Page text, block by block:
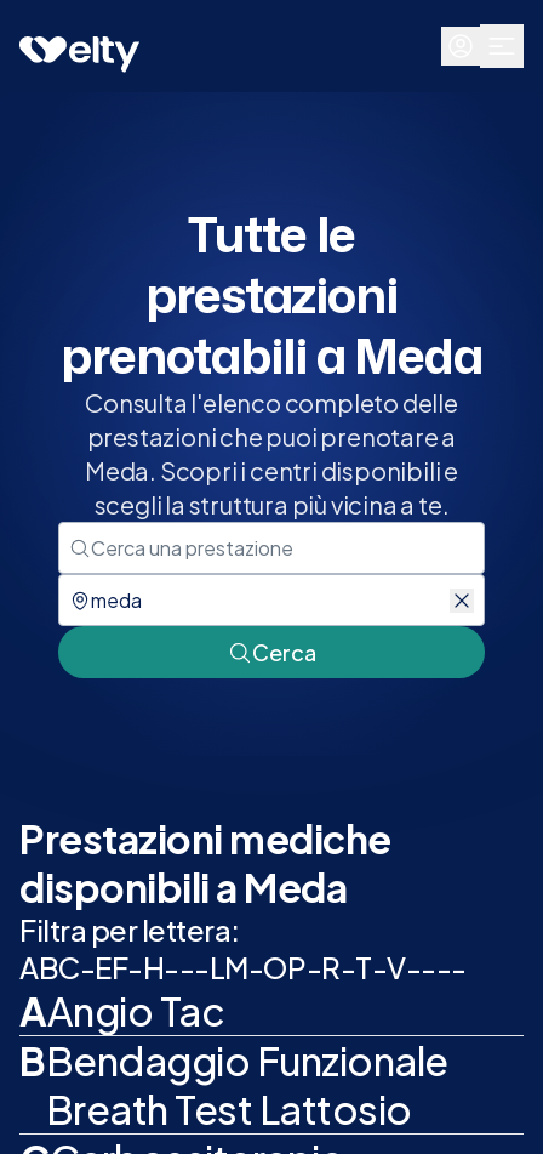
Prenota visita
Tutte le
prestazioni
prenotabili a Meda
Consulta l'elenco completo delle
prestazioni che puoi prenotare a
Meda. Scopri i centri disponibili e
scegli la struttura più vicina a te.
Cerca
Prestazioni mediche
disponibili a Meda
Filtra per lettera:
ABC-EF-H---LM-OP-R-T-V----
AAngio Tac
BBendaggio Funzionale
Breath Test Lattosio